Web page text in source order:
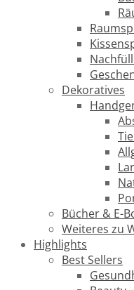
Dekoratives
Bücher & E-
Weiteres zu
Highlights
Best Sellers